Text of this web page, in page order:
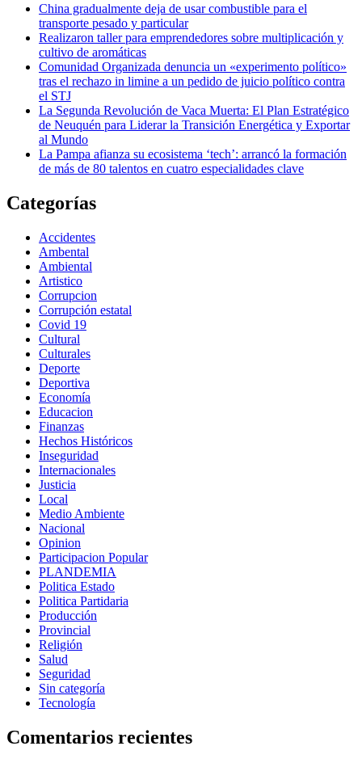
China gradualmente deja de usar combustible para el
transporte pesado y particular
Realizaron taller para emprendedores sobre multiplicación y
cultivo de aromáticas
Comunidad Organizada denuncia un «experimento político»
tras el rechazo in limine a un pedido de juicio político contra
el STJ
La Segunda Revolución de Vaca Muerta: El Plan Estratégico
de Neuquén para Liderar la Transición Energética y Exportar
al Mundo
La Pampa afianza su ecosistema ‘tech’: arrancó la formación
de más de 80 talentos en cuatro especialidades clave
Categorías
Accidentes
Ambental
Ambiental
Artistico
Corrupcion
Corrupción estatal
Covid 19
Cultural
Culturales
Deporte
Deportiva
Economía
Educacion
Finanzas
Hechos Históricos
Inseguridad
Internacionales
Justicia
Local
Medio Ambiente
Nacional
Opinion
Participacion Popular
PLANDEMIA
Politica Estado
Politica Partidaria
Producción
Provincial
Religión
Salud
Seguridad
Sin categoría
Tecnología
Comentarios recientes